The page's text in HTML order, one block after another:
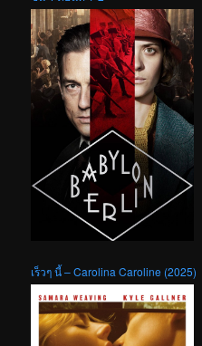
เร็วๆ นี้ – Carolina Caroline (2025)